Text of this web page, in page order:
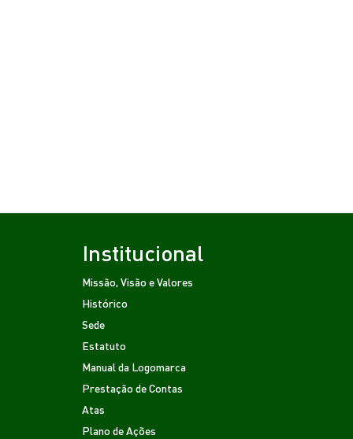
Institucional
Missão, Visão e Valores
Histórico
Sede
Estatuto
Manual da Logomarca
Prestação de Contas
Atas
Plano de Ações